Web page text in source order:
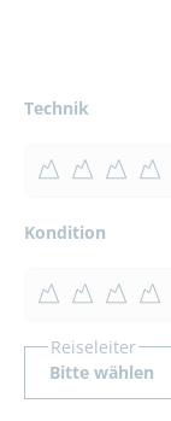
Technik
Kondition
Reiseleiter
Bitte wählen